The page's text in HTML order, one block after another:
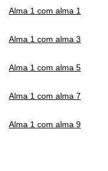
Alma 1 com alma 1
Alma 1 com alma 3
Alma 1 com alma 5
Alma 1 com alma 7
Alma 1 com alma 9